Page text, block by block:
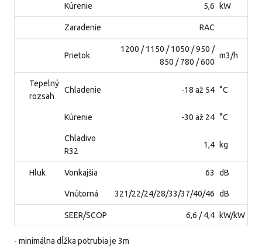
Kúrenie 5,6 kW
Zaradenie RAC
Prietok
1200 / 1150 / 1050 / 950 /
850 / 780 / 600
m3/h
Tepelný
rozsah
Chladenie -18 až 54 °C
Kúrenie -30 až 24 °C
Chladivo
R32
1,4 kg
Hluk Vonkajšia 63 dB
Vnútorná 321/22/24/28/33/37/40/46 dB
SEER/SCOP 6,6 / 4,4 kW/kW
- minimálna dĺžka potrubia je 3m